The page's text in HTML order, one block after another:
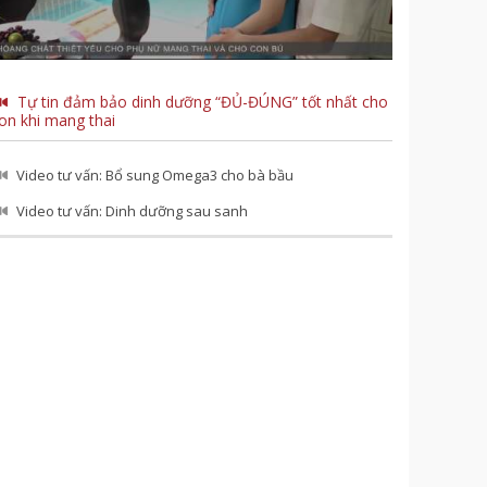
Tự tin đảm bảo dinh dưỡng “ĐỦ-ĐÚNG” tốt nhất cho
khi mang thai
Video tư vấn: Bổ sung Omega3 cho bà bầu
Video tư vấn: Dinh dưỡng sau sanh